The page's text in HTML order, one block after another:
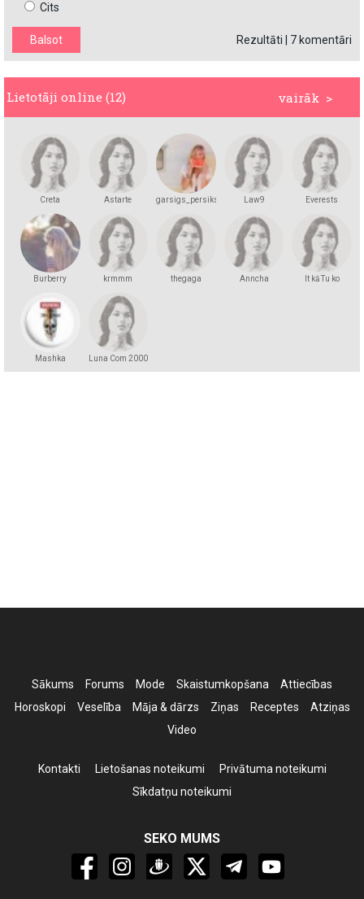
Cits
Rezultāti 7 komentāri
vairāk >
Lietotāji online (12)
Creta Astarte garsigs_persiks Law9 Everests
Burberry krmmm thegaga Anncha
It kā Tu ko
Mashka
Luna Com 2000
Sākums Forums Mode Skaistumkopšana
Attiecības
Horoskopi
Veselība Māja & dārzs Ziņas Receptes
Atziņas
Video
Kontakti Lietošanas noteikumi
Privātuma noteikumi
Sīkdatņu noteikumi
SEKO MUMS